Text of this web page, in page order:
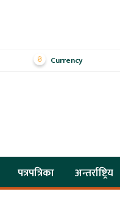
Currency
पत्रपत्रिका अन्तर्राष्ट्रिय